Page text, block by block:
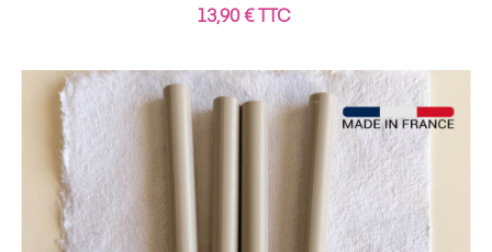
13,90 € TTC